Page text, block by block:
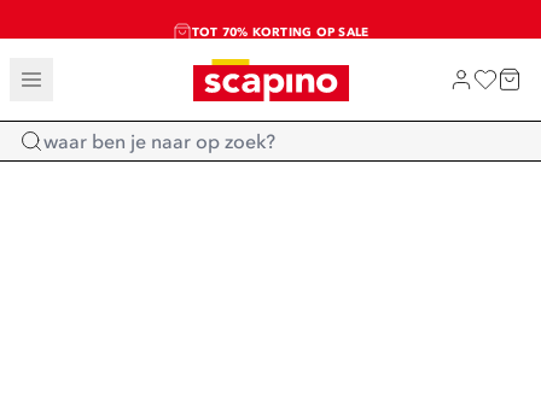
SALE: LAATSTE KANS!
SHOP NIEUW
Home